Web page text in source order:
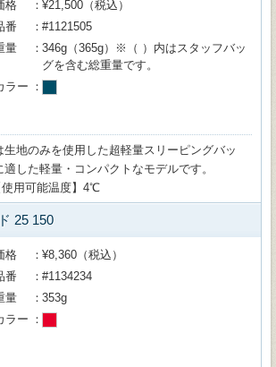
格
¥21,500（税込）
番
#1121505
量
346g（365g）※（ ）内はスタッフバッ
グを含む総重量です。
ラー
地のみを使用した超軽量スリーピングバッ
した軽量・コンパクトなモデルです。
使用可能温度】4℃
25 150
格
¥8,360（税込）
番
#1134234
量
353g
ラー